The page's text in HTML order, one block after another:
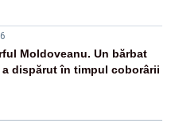
Moldoveanu. Un bărbat
a dispărut în timpul coborârii